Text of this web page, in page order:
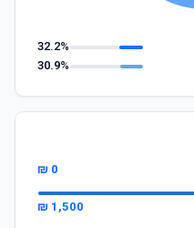
32.2%
30.9%
0 ₪
1,500 ₪